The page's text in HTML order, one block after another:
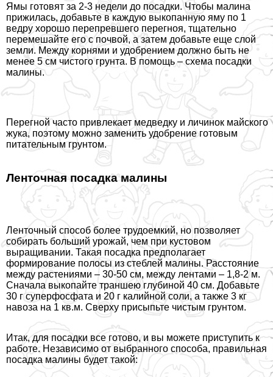
Ямы готовят за 2-3 недели до посадки. Чтобы малина
прижилась, добавьте в каждую выкопанную яму по 1
ведру хорошо перепревшего перегноя, тщательно
перемешайте его с почвой, а затем добавьте еще слой
земли. Между корнями и удобрением должно быть не
менее 5 см чистого грунта. В помощь – схема посадки
малины.
Перегной часто привлекает медведку и личинок майского
жука, поэтому можно заменить удобрение готовым
питательным грунтом.
Ленточная посадка малины
Ленточный способ более трудоемкий, но позволяет
собирать больший урожай, чем при кустовом
выращивании. Такая посадка предполагает
формирование полосы из стeблей малины. Расстояние
между растениями – 30-50 см, между лентами – 1,8-2 м.
Сначала выкопайте траншею глубиной 40 см. Добавьте
30 г суперфосфата и 20 г калийной соли, а также 3 кг
навоза на 1 кв.м. Сверху присыпьте чистым грунтом.
Итак, для посадки все готово, и вы можете приступить к
работе. Независимо от выбранного способа, правильная
посадка малины будет такой: